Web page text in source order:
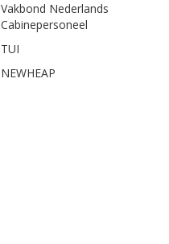
Vakbond Nederlands
Cabinepersoneel
TUI
NEWHEAP